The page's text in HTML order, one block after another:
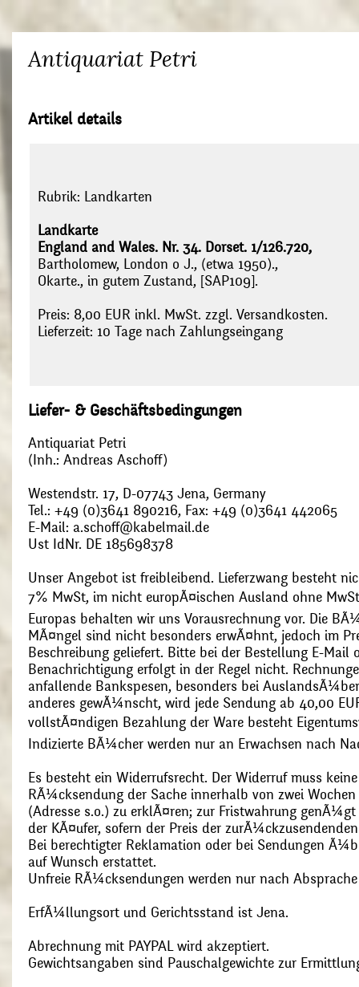
Antiquariat Petri
Artikel details
Rubrik: Landkarten
Landkarte
England and Wales. Nr. 34. Dorset. 1/126.720,
Bartholomew, London o J., (etwa 1950).,
Okarte., in gutem Zustand, [SAP109].
Preis: 8,00 EUR inkl. MwSt. zzgl. Versandkosten.
Lieferzeit: 10 Tage nach Zahlungseingang
Liefer- & Geschäftsbedingungen
Antiquariat Petri
(Inh.: Andreas Aschoff)
Westendstr. 17, D-07743 Jena, Germany
Tel.: +49 (0)3641 890216, Fax: +49 (0)3641 442065
E-Mail: a.schoff@kabelmail.de
Ust IdNr. DE 185698378
Unser Angebot ist freibleibend. Lieferzwang besteht
7% MwSt, im nicht europÃ¤ischen Ausland ohne
Europas behalten wir uns Vorausrechnung vor. Die
MÃ¤ngel sind nicht besonders erwÃ¤hnt, jedoch im
Beschreibung geliefert. Bitte bei der Bestellung E-Mail
Benachrichtigung erfolgt in der Regel nicht.
anfallende Bankspesen, besonders bei
anderes gewÃ¼nscht, wird jede Sendung ab 40,00
vollstÃ¤ndigen Bezahlung der Ware besteht
Indizierte BÃ¼cher werden nur an Erwachsen nach
Es besteht ein Widerrufsrecht. Der Widerruf muss
RÃ¼cksendung der Sache innerhalb von zwei
(Adresse s.o.) zu erklÃ¤ren; zur Fristwahrung
der KÃ¤ufer, sofern der Preis der
Bei berechtigter Reklamation oder bei Sendungen
auf Wunsch erstattet.
Unfreie RÃ¼cksendungen werden nur nach
ErfÃ¼llungsort und Gerichtsstand ist Jena.
Abrechnung mit PAYPAL wird akzeptiert.
Gewichtsangaben sind Pauschalgewichte zur